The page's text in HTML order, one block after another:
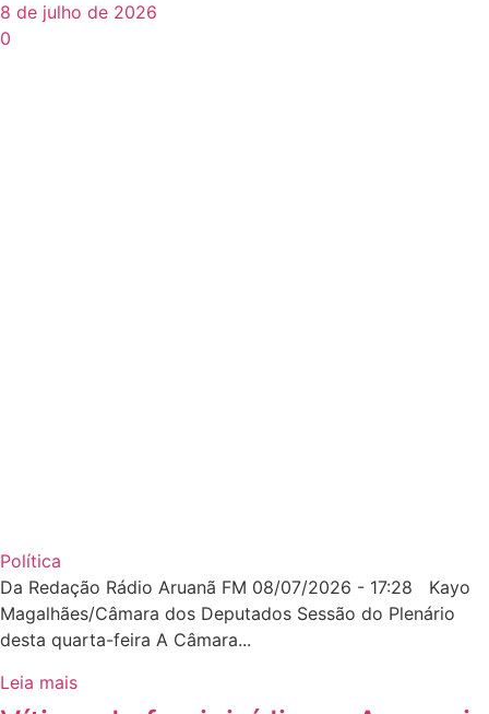
8 de julho de 2026
0
Política
Da Redação Rádio Aruanã FM 08/07/2026 - 17:28 Kayo
Magalhães/Câmara dos Deputados Sessão do Plenário
desta quarta-feira A Câmara...
Leia mais